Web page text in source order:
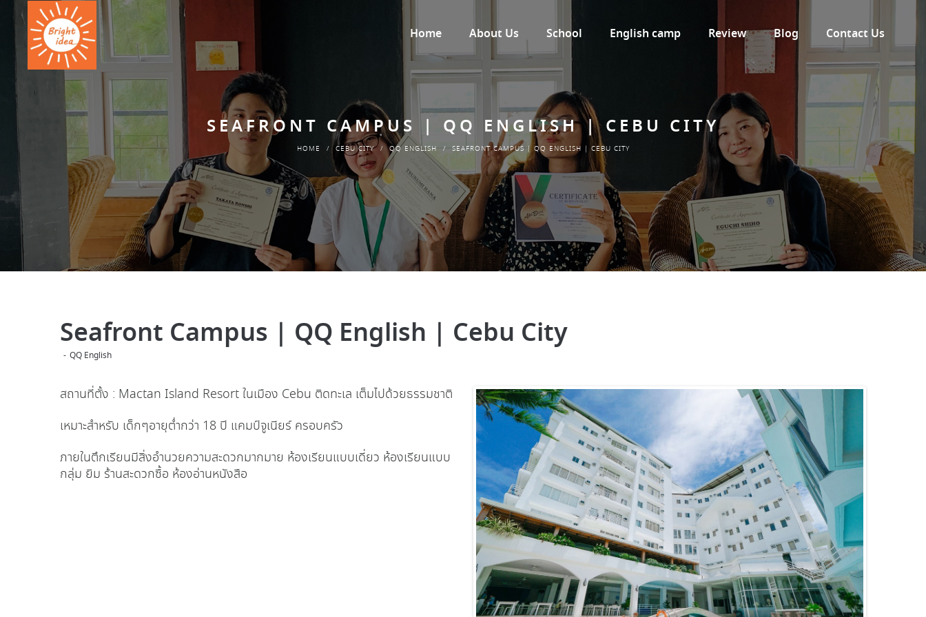
Home About Us School English camp Review Blog Contact Us
SEAFRONT CAMPUS | QQ ENGLISH | CEBU CITY
HOME / CEBU CITY / QQ ENGLISH / SEAFRONT CAMPUS | QQ ENGLISH | CEBU CITY
Seafront Campus | QQ English | Cebu City
QQ English
สถานที่ตั้ง : Mactan Island Resort ในเมือง Cebu ติดทะเล เต็มไปด้วยธรรมชาติ
เหมาะสำหรับ เด็กๆอายุต่ำกว่า 18 ปี แคมป์จูเนียร์ ครอบครัว
ภายในตึกเรียนมีสิ่งอำนวยความสะดวกมากมาย ห้องเรียนแบบเดี่ยว ห้องเรียนแบบ
กลุ่ม ยิม ร้านสะดวกซื้อ ห้องอ่านหนังสือ